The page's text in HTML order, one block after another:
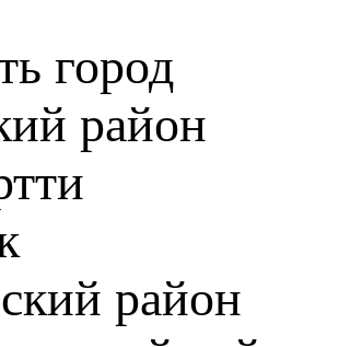
город
район
район